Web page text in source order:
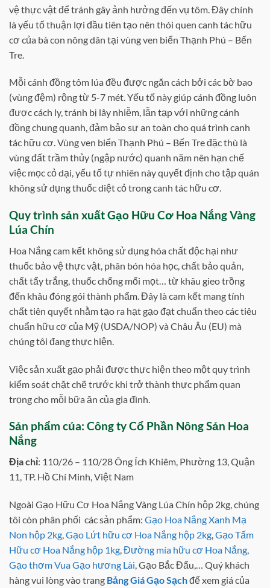
vệ thực vật để tránh gây ảnh hưởng đến vụ tôm. Đây chính
là yếu tố thuận lợi đầu tiên tạo nên thói quen canh tác hữu
cơ của bà con nông dân tại vùng ven biển Thạnh Phú – Bến
Tre.
Mỗi cánh đồng tôm lúa đều được ngăn cách bởi các bờ bao
(vùng đệm) rộng từ 5-7 mét. Yếu tố này giúp cánh đồng luôn
được cách ly, tránh bị lây nhiễm, lẫn tạp với những cánh
đồng chung quanh, đảm bảo sự an toàn cho quá trình canh
tác hữu cơ. Vùng ven biển Thạnh Phú – Bến Tre đặc thù là
vùng đất trầm thủy (ngập nước) quanh năm nên hạn chế
việc mọc cỏ dại, yếu tố tự nhiên này quyết định cho tập quán
không sử dụng thuốc diệt cỏ trong canh tác hữu cơ.
Quy trình sản xuất Gạo Hữu Cơ Hoa Nắng Vàng
Lúa Chín
Hoa Nắng cam kết không sử dụng hóa chất độc hại như
thuốc bảo vệ thực vật, phân bón hóa học, chất bảo quản,
chất tẩy trắng, thuốc chống mối mọt… từ khâu gieo trồng
đến khâu đóng gói thành phẩm. Đây là cam kết mang tính
chất tiên quyết nhằm tạo ra hạt gạo đạt chuẩn theo các tiêu
chuẩn hữu cơ của Mỹ (USDA/NOP) và Châu Âu (EU) mà
chúng tôi đang thực hiện.
Việc sản xuất gạo phải được thực hiện theo một quy trình
kiểm soát chặt chẽ trước khi trở thành thực phẩm quan
trọng cho mỗi bữa ăn của gia đình.
Sản phẩm của: Công ty Cổ Phần Nông Sản Hoa
Nắng
Địa chỉ: 110/26 – 110/28 Ông Ích Khiêm, Phường 13, Quận
11, TP. Hồ Chí Minh, Việt Nam
Ngoài Gạo Hữu Cơ Hoa Nắng Vàng Lúa Chín hộp 2kg, chúng
tôi còn phân phối các sản phẩm: Gạo Hoa Nắng Xanh Mạ
Non hộp 2kg Gạo Lứt hữu cơ Hoa Nắng hộp 2kg Gạo Tấm
Hữu cơ Hoa Nắng hộp 1kg Đường mía hữu cơ Hoa Nắng
Gạo thơm Vua Gạo hương Lài , Gạo Bắc Đẩu,… Quý khách
hàng vui lòng vào trang Bảng Giá Gạo Sạchđể xem giá của